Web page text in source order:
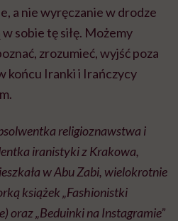
a nie wyręczanie w drodze
sobie tę siłę. Możemy
zrozumieć, wyjść poza
końcu Iranki i Irańczycy
religioznawstwa i
iranistyki z Krakowa,
w Abu Zabi, wielokrotnie
książek „Fashionistki
oraz „Beduinki na Instagramie”